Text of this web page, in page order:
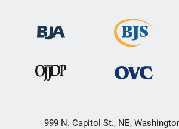
999 N. Capitol St., NE,